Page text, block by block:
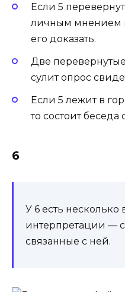
Если 5
личным мнением
его доказать.
Две
сулит оп­рос
Если 5 лежит в
то состоит беседа
6
У 6 есть несколько
интерпретации —
связанные с ней.